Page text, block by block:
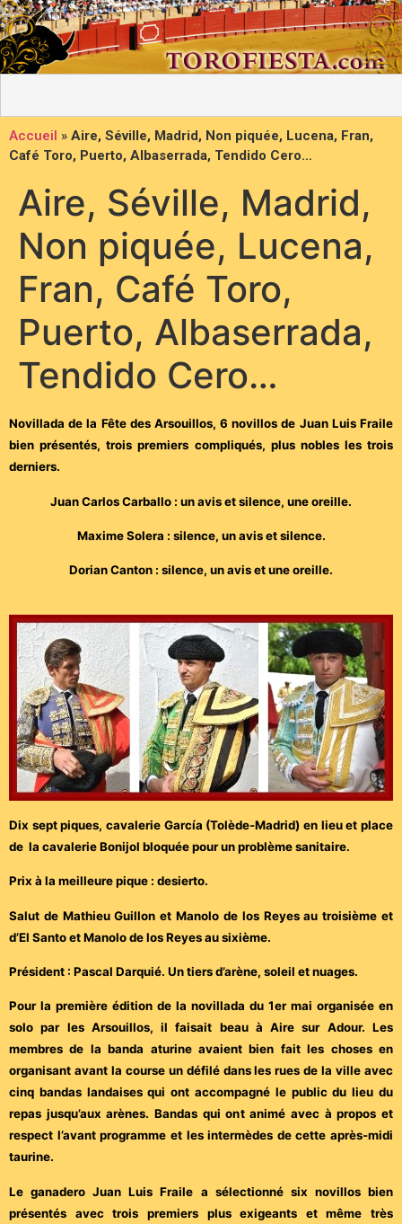
Accueil » Aire, Séville, Madrid, Non piquée, Lucena, Fran,
Café Toro, Puerto, Albaserrada, Tendido Cero…
Aire, Séville, Madrid,
Non piquée, Lucena,
Fran, Café Toro,
Puerto, Albaserrada,
Tendido Cero…
Novillada de la Fête des Arsouillos, 6 novillos de Juan Luis Fraile
bien présentés, trois premiers compliqués, plus nobles les trois
derniers.
Juan Carlos Carballo : un avis et silence, une oreille.
Maxime Solera : silence, un avis et silence.
Dorian Canton : silence, un avis et une oreille.
Dix sept piques, cavalerie García (Tolède-Madrid) en lieu et place
de la cavalerie Bonijol bloquée pour un problème sanitaire.
Prix à la meilleure pique : desierto.
Salut de Mathieu Guillon et Manolo de los Reyes au troisième et
d’El Santo et Manolo de los Reyes au sixième.
Président : Pascal Darquié. Un tiers d’arène, soleil et nuages.
Pour la première édition de la novillada du 1er mai organisée en
solo par les Arsouillos, il faisait beau à Aire sur Adour. Les
membres de la banda aturine avaient bien fait les choses en
organisant avant la course un défilé dans les rues de la ville avec
cinq bandas landaises qui ont accompagné le public du lieu du
repas jusqu’aux arènes. Bandas qui ont animé avec à propos et
respect l’avant programme et les intermèdes de cette après-midi
taurine.
Le ganadero Juan Luis Fraile a sélectionné six novillos bien
présentés avec trois premiers plus exigeants et même très